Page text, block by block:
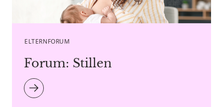
Caption Pixel-Shot - Copyright agency stock.adobe.com
ELTERNFORUM
Forum: Stillen